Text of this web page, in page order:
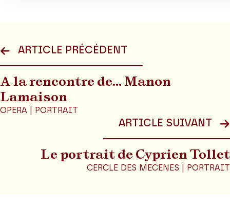
ARTICLE PRÉCÉDENT
A la rencontre de... Manon
Lamaison
OPERA | PORTRAIT
ARTICLE SUIVANT
Le portrait de Cyprien Tollet
CERCLE DES MECENES | PORTRAIT